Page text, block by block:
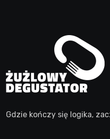
Gdzie kończy się logika,